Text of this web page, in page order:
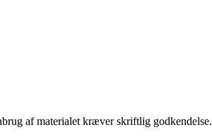
af materialet kræver skriftlig godkendelse.